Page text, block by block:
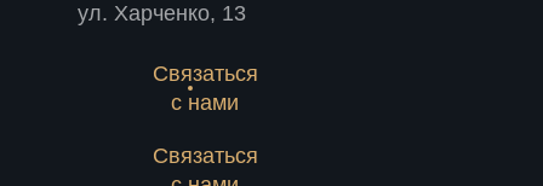
ул. Харченко, 13
Связаться
с нами
Связаться